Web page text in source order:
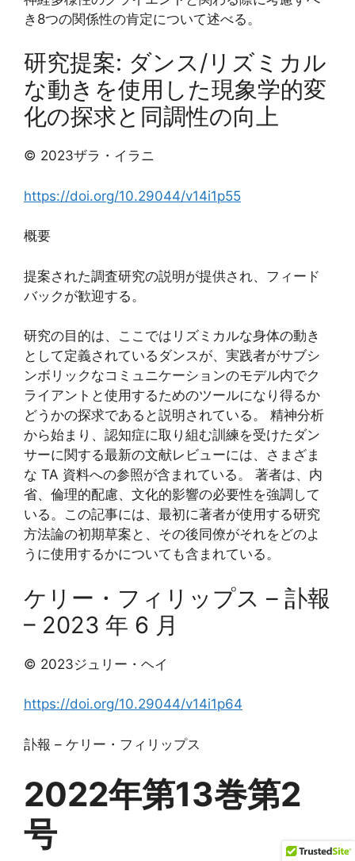
き8つの関係性の肯定について述べる。
研究提案: ダンス/リズミカル
な動きを使用した現象学的変
化の探求と同調性の向上
© 2023ザラ・イラニ
https://doi.org/10.29044/v14i1p55
概要
提案された調査研究の説明が提供され、フィード
バックが歓迎する。
研究の目的は、ここではリズミカルな身体の動き
として定義されているダンスが、実践者がサブシ
ンボリックなコミュニケーションのモデル内でク
ライアントと使用するためのツールになり得るか
どうかの探求であると説明されている。 精神分析
から始まり、認知症に取り組む訓練を受けたダン
サーに関する最新の文献レビューには、さまざま
な TA 資料への参照が含まれている。 著者は、内
省、倫理的配慮、文化的影響の必要性を強調して
いる。この記事には、最初に著者が使用する研究
方法論の初期草案と、その後同僚がそれをどのよ
うに使用するかについても含まれている。
ケリー・フィリップス – 訃報
– 2023 年 6 月
© 2023ジュリー・ヘイ
https://doi.org/10.29044/v14i1p64
訃報 – ケリー・フィリップス
2022年第13巻第2
号